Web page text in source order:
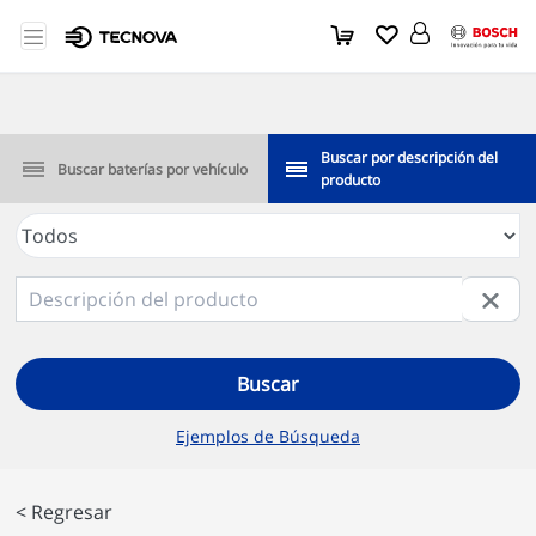
Buscar baterías por vehículo
Buscar por descripción del
producto
Buscar
Ejemplos de Búsqueda
< Regresar